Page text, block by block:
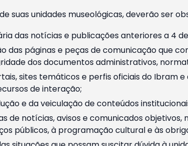
suas unidades museológicas, deverão ser
das notícias e publicações anteriores a 4
das páginas e peças de comunicação que
dos documentos administrativos,
sites temáticos e perfis oficiais do Ibram
de interação;
e da veiculação de conteúdos
de notícias, avisos e comunicados
públicos, à programação cultural e às